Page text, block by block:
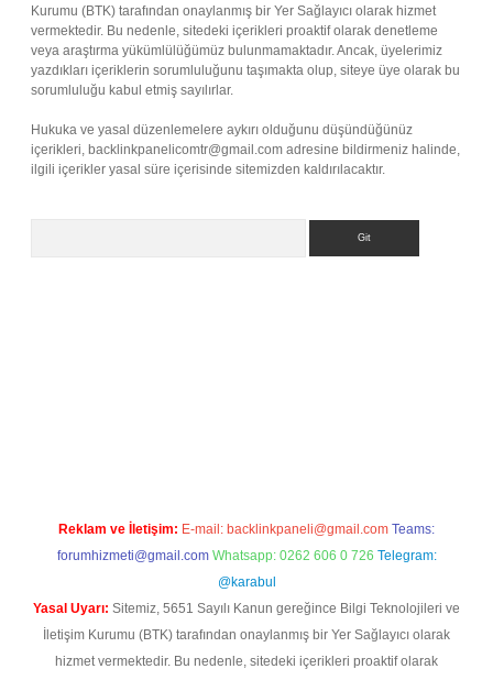
Kurumu (BTK) tarafından onaylanmış bir Yer Sağlayıcı olarak hizmet
vermektedir. Bu nedenle, sitedeki içerikleri proaktif olarak denetleme
veya araştırma yükümlülüğümüz bulunmamaktadır. Ancak, üyelerimiz
yazdıkları içeriklerin sorumluluğunu taşımakta olup, siteye üye olarak bu
sorumluluğu kabul etmiş sayılırlar.
Hukuka ve yasal düzenlemelere aykırı olduğunu düşündüğünüz
içerikleri, backlinkpanelicomtr@gmail.com adresine bildirmeniz halinde,
ilgili içerikler yasal süre içerisinde sitemizden kaldırılacaktır.
Reklam ve İletişim: E-mail: backlinkpaneli@gmail.com Teams:
forumhizmeti@gmail.com Whatsapp: 0262 606 0 726 Telegram:
@karabul
Yasal Uyarı: Sitemiz, 5651 Sayılı Kanun gereğince Bilgi Teknolojileri ve
İletişim Kurumu (BTK) tarafından onaylanmış bir Yer Sağlayıcı olarak
hizmet vermektedir. Bu nedenle, sitedeki içerikleri proaktif olarak